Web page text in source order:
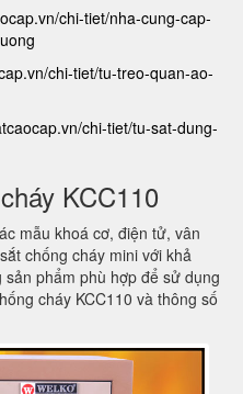
chi-tiet/nha-cung-cap-
chi-tiet/tu-treo-quan-ao-
chi-tiet/tu-sat-dung-
KCC110
mẫu khoá cơ, điện tử, vân
chống cháy mini với khả
phẩm phù hợp để sử dụng
cháy KCC110 và thông số